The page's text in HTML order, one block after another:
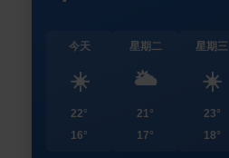
今天
☀️
22°
16°
星期二
🌥️
21°
17°
星期三
☀️
23°
18°